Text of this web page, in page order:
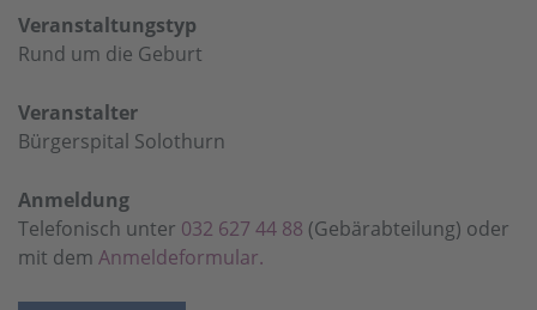
Veranstaltungstyp
Rund um die Geburt
Veranstalter
Bürgerspital Solothurn
Anmeldung
Telefonisch unter 032 627 44 88 (Gebärabteilung) oder
mit dem Anmeldeformular.